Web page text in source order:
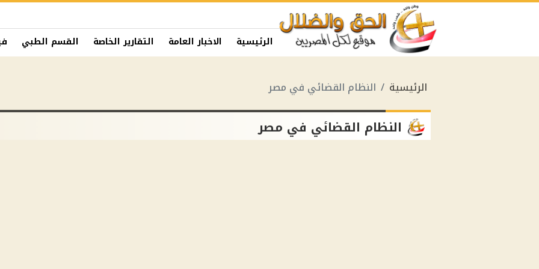
الرئيسية الاخبار العامة التقارير الخاصة القسم الطبي
الرئيسية النظام القضائي في مصر
النظام القضائي في مصر